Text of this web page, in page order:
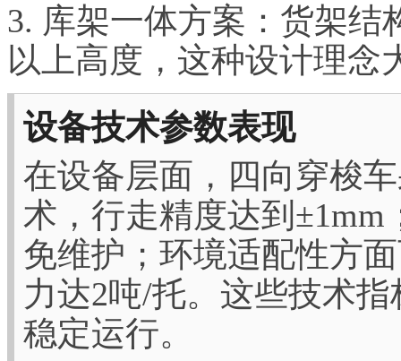
3. 库架一体方案：货架结
以上高度，这种设计理念
设备技术参数表现
在设备层面，四向穿梭
术，行走精度达到
免维护；环境适配性方
力达2吨/托。这些技术
稳定运行。